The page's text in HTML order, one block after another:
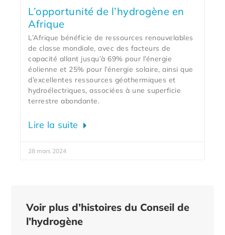
L’opportunité de l’hydrogène en
Afrique
L’Afrique bénéficie de ressources renouvelables
de classe mondiale, avec des facteurs de
capacité allant jusqu’à 69% pour l’énergie
éolienne et 25% pour l’énergie solaire, ainsi que
d’excellentes ressources géothermiques et
hydroélectriques, associées à une superficie
terrestre abondante.
Lire la suite
28 mars 2024
Voir plus d’histoires du Conseil de
l’hydrogène